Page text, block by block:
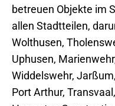
betreuen Objekte im
allen Stadtteilen,
Wolthusen,
Uphusen,
Widdelswehr,
Port Arthur,